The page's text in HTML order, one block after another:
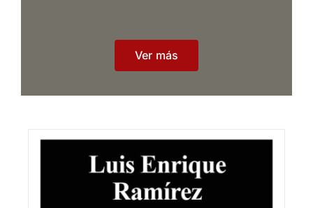
Ver más